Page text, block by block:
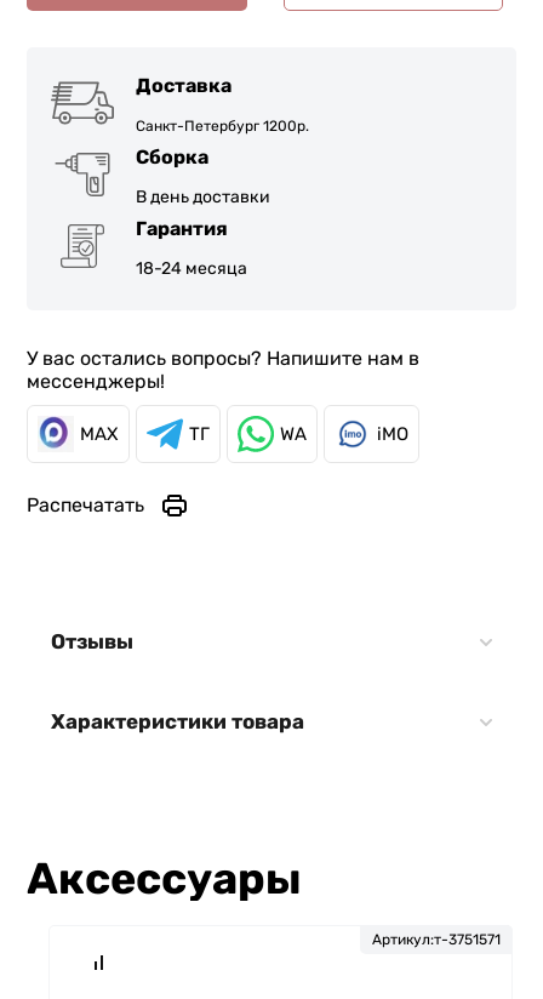
Доставка
Санкт-Петербург 1200р.
Сборка
В день доставки
Гарантия
18-24 месяца
У вас остались вопросы? Напишите нам в
мессенджеры!
MAX ТГ WA iMO
Распечатать
Отзывы
Характеристики товара
Аксессуары
Артикул:т-3751571